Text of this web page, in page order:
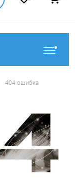
404 ошибка